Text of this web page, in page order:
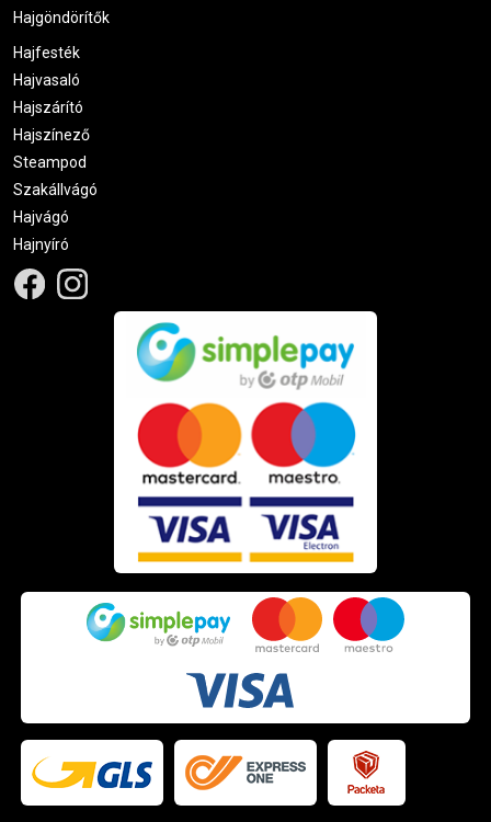
Hajgöndörítők
Hajfesték
Hajvasaló
Hajszárító
Hajszínező
Steampod
Szakállvágó
Hajvágó
Hajnyíró